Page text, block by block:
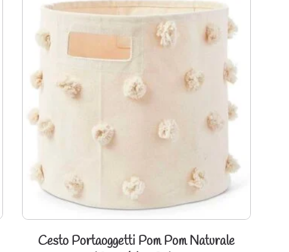
Cesto Portaoggetti Pom Pom Naturale